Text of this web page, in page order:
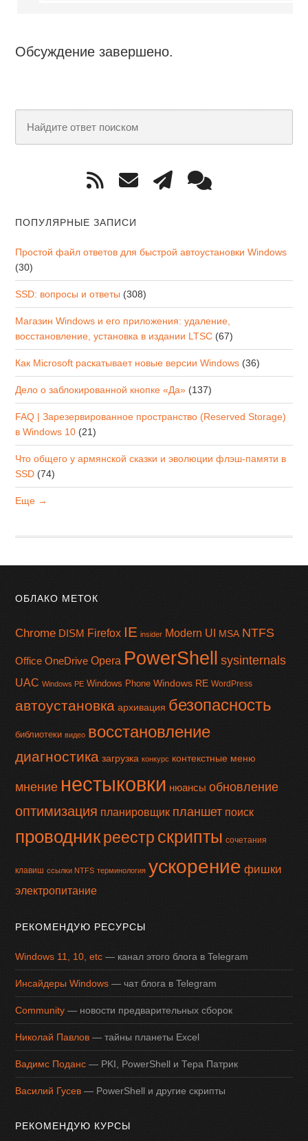
Обсуждение завершено.
ПОПУЛЯРНЫЕ ЗАПИСИ
Простой файл ответов для быстрой автоустановки Windows
(30)
SSD: вопросы и ответы (308)
Магазин Windows и его приложения: удаление,
восстановление, установка в издании LTSC (67)
Как Microsoft раскатывает новые версии Windows (36)
Дело о заблокированной кнопке «Да» (137)
FAQ | Зарезервированное пространство (Reserved Storage)
в Windows 10 (21)
Что общего у армянской сказки и эволюции флэш-памяти в
SSD (74)
Еще →
ОБЛАКО МЕТОК
Chrome DISM Firefox IE insider Modern UI MSA NTFS
Office OneDrive Opera PowerShell sysinternals
UAC Windows PE Windows Phone Windows RE WordPress
автоустановка архивация безопасность
библиотеки видео восстановление
диагностика загрузка конкурс контекстные меню
мнение нестыковки нюансы обновление
оптимизация планировщик планшет поиск
проводникреестр скрипты сочетания
клавиш ссылки NTFS терминология ускорение фишки
электропитание
РЕКОМЕНДУЮ РЕСУРСЫ
Windows 11, 10, etc — канал этого блога в Telegram
Инсайдеры Windows — чат блога в Telegram
Community — новости предварительных сборок
Николай Павлов — тайны планеты Excel
Вадимс Поданс — PKI, PowerShell и Тера Патрик
Василий Гусев — PowerShell и другие скрипты
РЕКОМЕНДУЮ КУРСЫ